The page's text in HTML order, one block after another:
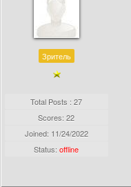
Зритель
Total Posts : 27
Scores: 22
Joined: 11/24/2022
Status:offline